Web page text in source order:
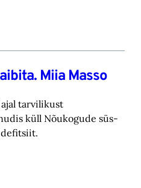
Miia Masso
tarvilikust
küll Nõukogude süs-‎